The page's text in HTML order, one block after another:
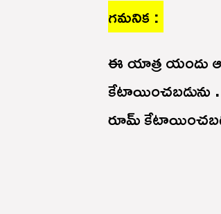
గమనిక :
ఈ యాత్ర యందు
కేటాయించబడును
రూమ్